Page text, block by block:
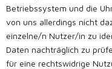
Betriebssystem und die
von uns allerdings nicht
einzelne/n Nutzer/in zu
Daten nachträglich zu
für eine rechtswidrige